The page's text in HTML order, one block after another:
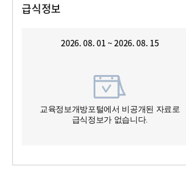
급식정보
2026. 08. 01 ~ 2026. 08. 15
교육정보개방포털에서 비공개된 자료로
급식정보가 없습니다.